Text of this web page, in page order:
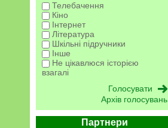
Телебачення
Кіно
Інтернет
Література
Шкільні підручники
Інше
Не цікавлюся історією
взагалі
Архів голосувань
Партнери